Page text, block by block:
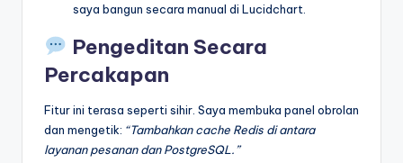
saya bangun secara manual di Lucidchart.
Pengeditan Secara
Percakapan
Fitur ini terasa seperti sihir. Saya membuka panel obrolan
dan mengetik: “Tambahkan cache Redis di antara
layanan pesanan dan PostgreSQL.”